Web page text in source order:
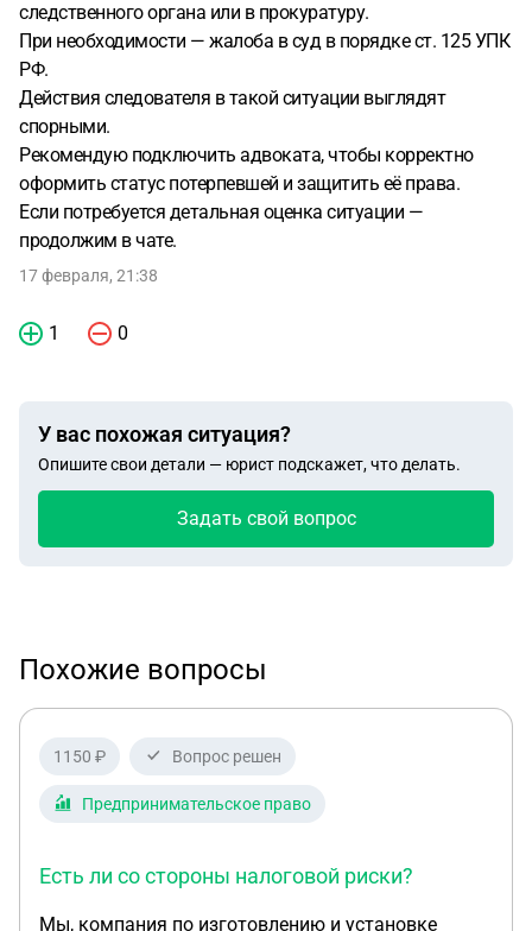
следственного органа или в прокуратуру.
При необходимости — жалоба в суд в порядке ст. 125 УПК
РФ.
Действия следователя в такой ситуации выглядят
спорными.
Рекомендую подключить адвоката, чтобы корректно
оформить статус потерпевшей и защитить её права.
Если потребуется детальная оценка ситуации —
продолжим в чате.
17 февраля, 21:38
1 0
У вас похожая ситуация?
Опишите свои детали — юрист подскажет, что делать.
Задать свой вопрос
Похожие вопросы
1150 ₽ Вопрос решен
Предпринимательское право
Есть ли со стороны налоговой риски?
Мы, компания по изготовлению и установке